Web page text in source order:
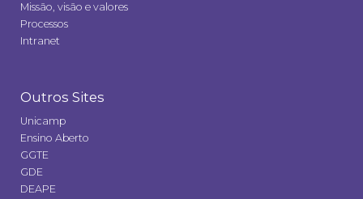
Missão, visão e valores
Processos
Intranet
Outros Sites
Unicamp
Ensino Aberto
GGTE
GDE
DEAPE